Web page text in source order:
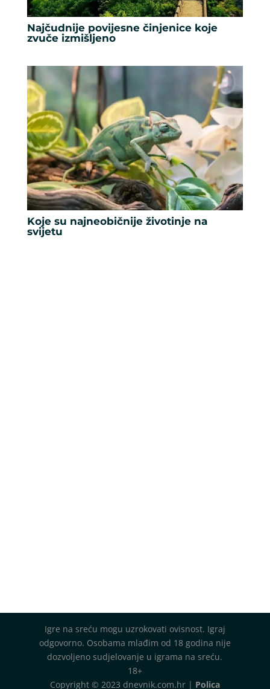
Najčudnije povijesne činjenice koje
zvuče izmišljeno
Koje su najneobičnije životinje na
svijetu
Igre na sreću mogu uzrokovati ovisnost. Igraj
odgovorno. Osobama mlađim od 18 godina nije
dozvoljeno sudjelovanje u igrama na sreću.
18+
Copyright © 2023 dnevnik.com.hr | Polica